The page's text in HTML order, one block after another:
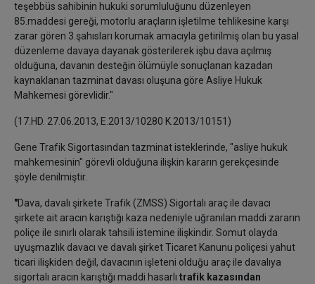
teşebbüs sahibinin hukuki sorumluluğunu düzenleyen
85.maddesi gereği, motorlu araçların işletilme tehlikesine karşı
zarar gören 3.şahısları korumak amacıyla getirilmiş olan bu yasal
düzenleme davaya dayanak gösterilerek işbu dava açılmış
olduğuna, davanın desteğin ölümüyle sonuçlanan kazadan
kaynaklanan tazminat davası oluşuna göre Asliye Hukuk
Mahkemesi görevlidir."
(17.HD. 27.06.2013, E.2013/10280 K.2013/10151)
Gene Trafik Sigortasından tazminat isteklerinde, "asliye hukuk
mahkemesinin" görevli olduğuna ilişkin kararın gerekçesinde
şöyle denilmiştir.
"Dava, davalı şirkete Trafik (ZMSS) Sigortalı araç ile davacı
şirkete ait aracın karıştığı kaza nedeniyle uğranılan maddi zararın
poliçe ile sınırlı olarak tahsili istemine ilişkindir. Somut olayda
uyuşmazlık davacı ve davalı şirket Ticaret Kanunu poliçesi yahut
ticari ilişkiden değil, davacının işleteni olduğu araç ile davalıya
sigortalı aracın karıştığı maddi hasarlı trafik kazasından